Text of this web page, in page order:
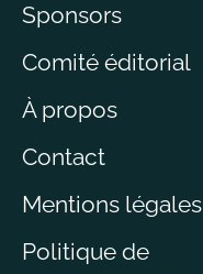
Sponsors
Comité éditorial
À propos
Contact
Mentions légales
Politique de